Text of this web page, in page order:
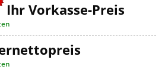
Ihr Vorkasse-Preis